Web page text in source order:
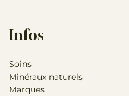
Infos
Soins
Minéraux naturels
Marques